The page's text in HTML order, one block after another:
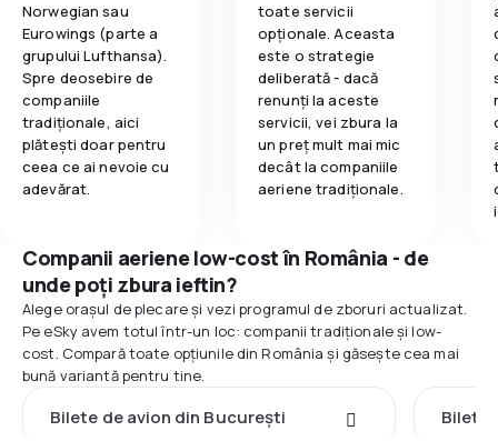
Norwegian sau
Eurowings (parte a
grupului Lufthansa).
Spre deosebire de
companiile
tradiționale, aici
plătești doar pentru
ceea ce ai nevoie cu
adevărat.
toate servicii
opționale. Aceasta
este o strategie
deliberată - dacă
renunți la aceste
servicii, vei zbura la
un preț mult mai mic
decât la companiile
aeriene tradiționale.
Companii aeriene low-cost în România - de
unde poți zbura ieftin?
Alege orașul de plecare și vezi programul de zboruri actualizat.
Pe eSky avem totul într-un loc: companii tradiționale și low-
cost. Compară toate opțiunile din România și găsește cea mai
bună variantă pentru tine.
Bilete de avion din București Bilete